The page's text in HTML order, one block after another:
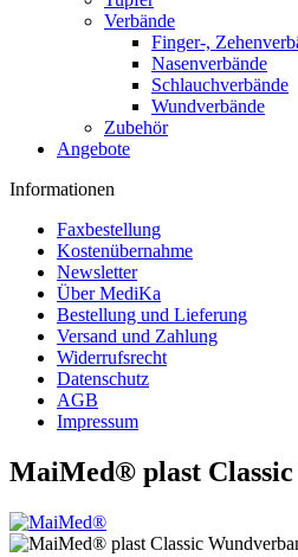
Verbände
Finger-,
Nasenverbände
Schlauchverbände
Wundverbände
Zubehör
Angebote
Informationen
Faxbestellung
Kostenübernahme
Newsletter
Über MediKa
Bestellung und Lieferung
Versand und Zahlung
Widerrufsrecht
Datenschutz
AGB
Impressum
MaiMed® plast